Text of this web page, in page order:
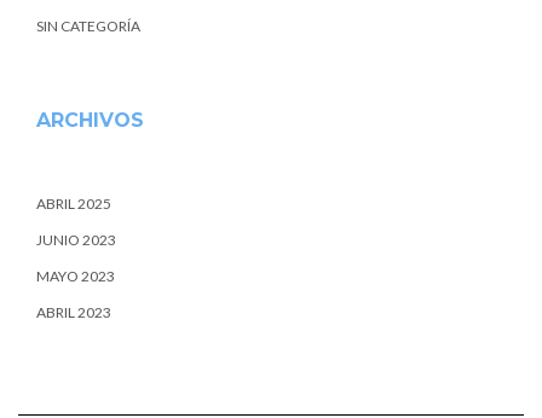
SIN CATEGORÍA
ARCHIVOS
ABRIL 2025
JUNIO 2023
MAYO 2023
ABRIL 2023